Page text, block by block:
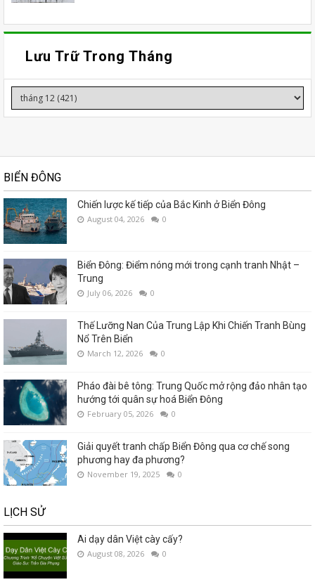
Lưu Trữ Trong Tháng
BIỂN ĐÔNG
Chiến lược kế tiếp của Bắc Kinh ở Biển Đông
August 04, 2026 0
Biển Đông: Điểm nóng mới trong cạnh tranh Nhật –
Trung
July 06, 2026 0
Thế Lưỡng Nan Của Trung Lập Khi Chiến Tranh Bùng
Nổ Trên Biển
March 12, 2026 0
Pháo đài bê tông: Trung Quốc mở rộng đảo nhân tạo
hướng tới quân sự hoá Biển Đông
February 05, 2026 0
Giải quyết tranh chấp Biển Đông qua cơ chế song
phương hay đa phương?
November 19, 2025 0
LỊCH SỬ
Ai dạy dân Việt cày cấy?
August 08, 2026 0